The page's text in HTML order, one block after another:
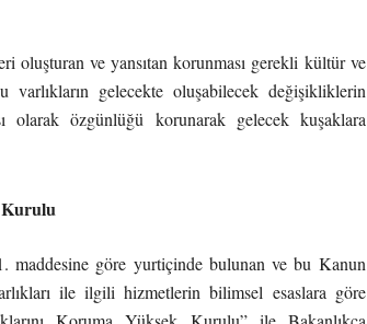
ve yansıtan korunması gerekli kültür ve
gelecekte oluşabilecek değişikliklerin
özgünlüğü korunarak gelecek kuşaklara
maddesine göre yurtiçinde bulunan ve bu Kanun
ile ilgili hizmetlerin bilimsel esaslara göre